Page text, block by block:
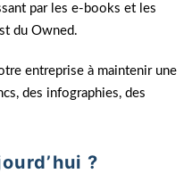
par les e-books et les
du Owned.
entreprise à maintenir une
des infographies, des
?